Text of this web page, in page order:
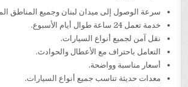
سرعة الوصول إلى ميدان لبنان وجميع المناطق
خدمة تعمل 24 ساعة طوال أيام الأسبوع.
نقل آمن لجميع أنواع السيارات.
التعامل باحتراف مع الأعطال والحوادث.
أسعار مناسبة وواضحة.
معدات حديثة تناسب جميع أنواع السيارات.